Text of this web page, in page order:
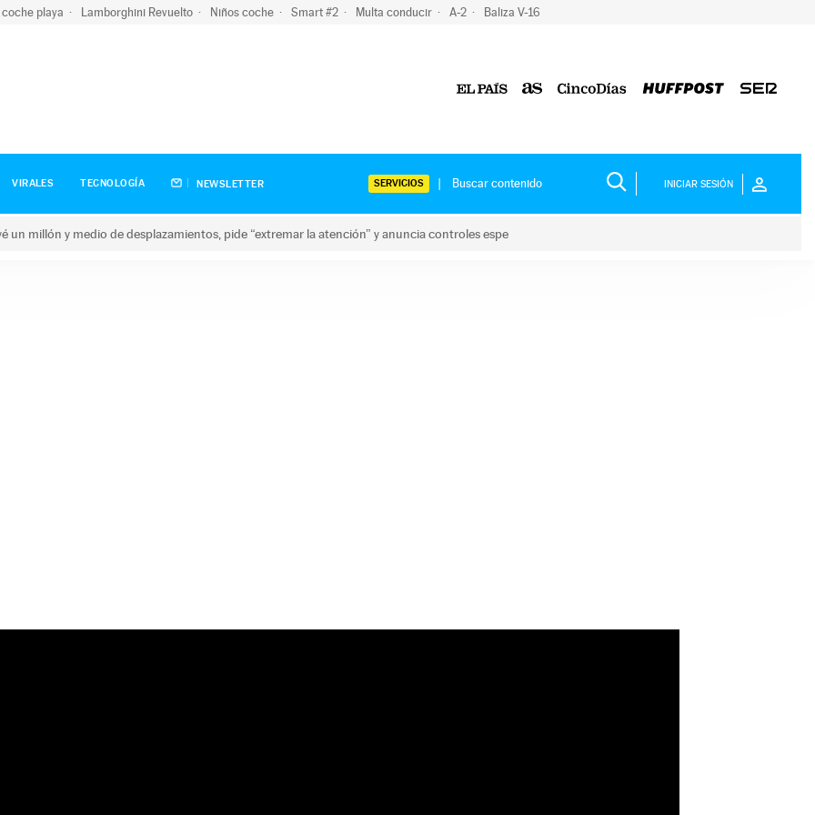
coche playa Lamborghini Revuelto Niños coche Smart #2 Multa conducir A-2 Baliza V-16
VIRALES TECNOLOGÍA NEWSLETTER SERVICIOS INICIAR SESIÓN
un millón y medio de desplazamientos, pide “extremar la atención” y anuncia controles espe